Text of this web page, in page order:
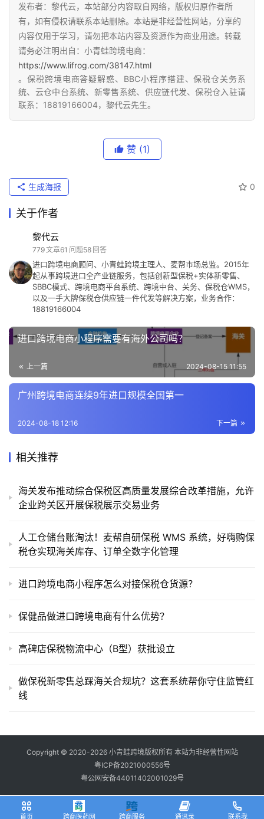
网
址
全
关
于
发布者：黎代云，本站部分内容取自网络，版权归原作者所
有，如有侵权请联系本站删除。本站是非经营性网站，分享的
内容仅用于学习，请勿把本站内容及资源作为商业用途。转载
请务必注明出自：小青蛙跨境电商：
https://www.lifrog.com/38147.html
。保税跨境电商答疑解惑、BBC小程序搭建、保税仓关务系
统、云仓中台系统、新零售系统、供应链代发、保税仓入驻请
联系：18819166004，黎代云先生。
赞 (1)
0
生成海报
关于作者
黎代云
779文章61 问题58 回答
进口跨境电商顾问、小青蛙跨境主理人、麦帮市场总监。2015年
起从事跨境进口全产业链服务，包括创新型保税+实体新零售、
SBBC模式、跨境电商平台系统、跨境中台、关务、保税仓WMS，
以及一手大牌保税仓供应链一件代发等解决方案，业务合作：
18819166004
进口跨境电商小程序需要有海外公司吗？
上一篇 2024-08-15 11:55
广州跨境电商连续9年进口规模全国第一
下一篇
2024-08-18 12:16
相关推荐
海关发布推动综合保税区高质量发展综合改革措施，允许
企业跨关区开展保税展示交易业务
人工仓储台账淘汰！麦帮自研保税 WMS 系统，好嗨购保
税仓实现海关库存、订单全数字化管理
进口跨境电商小程序怎么对接保税仓货源？
保健品做进口跨境电商有什么优势？
高碑店保税物流中心（B型）获批设立
做保税新零售总踩海关合规坑？这套系统帮你守住监管红
线
Copyright © 2020-2026 小青蛙跨境版权所有 本站为非经营性网站
粤ICP备2021000556号
粤公网安备44011402001029号
首页 跨商医药网 跨商服务 通讯录 联系我